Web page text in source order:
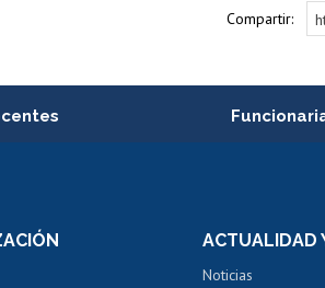
Compartir:
Portal de
Certificado de
ACTUALIDAD
Noticias